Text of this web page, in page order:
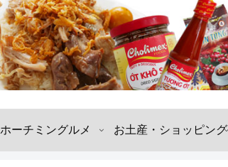
ホーチミングルメ お土産・ショッピング